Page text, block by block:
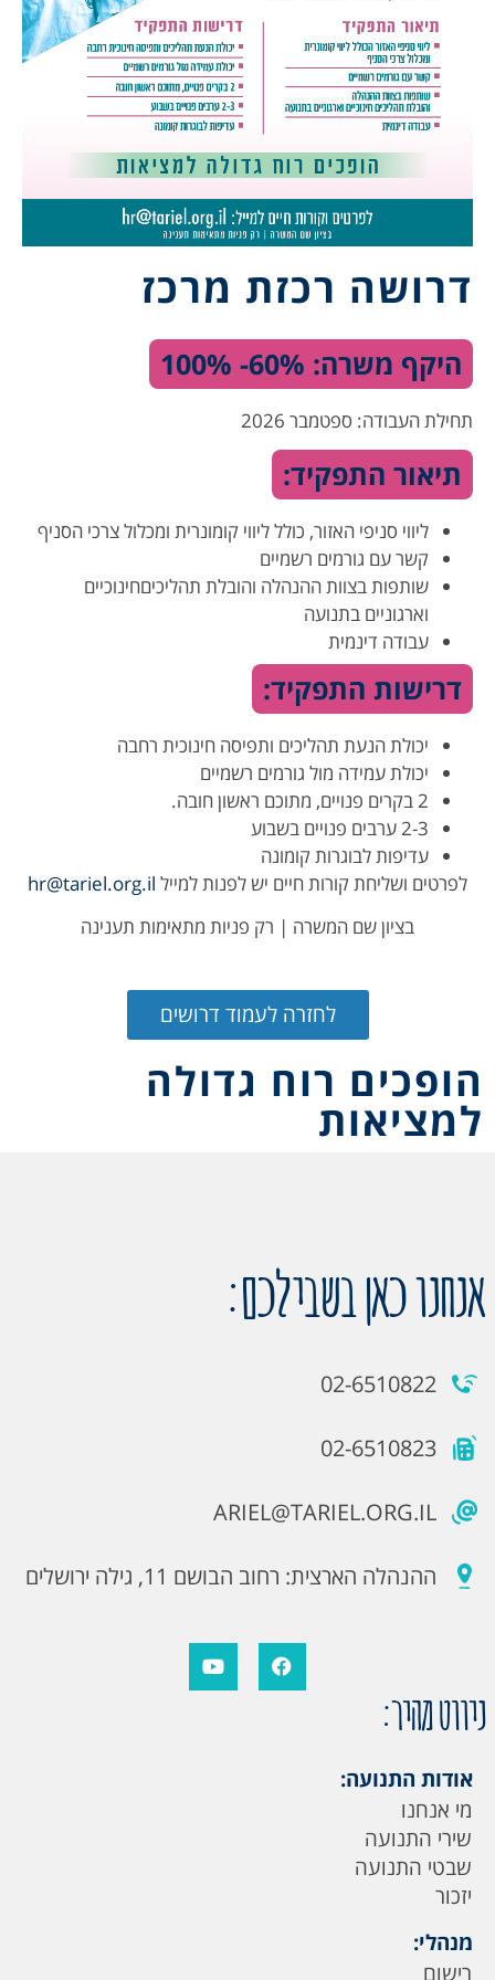
דרושה רכזת מרכז
היקף משרה: 60%- 100%
תחילת העבודה: ספטמבר 2026
תיאור התפקיד:
ליווי סניפי האזור, כולל ליווי קומונרית ומכלול צרכי הסניף
קשר עם גורמים רשמיים
שותפות בצוות ההנהלה והובלת תהליכיםחינוכיים
וארגוניים בתנועה
עבודה דינמית
דרישות התפקיד:
יכולת הנעת תהליכים ותפיסה חינוכית רחבה
יכולת עמידה מול גורמים רשמיים
2 בקרים פנויים, מתוכם ראשון חובה.
2-3 ערבים פנויים בשבוע
עדיפות לבוגרות קומונה
לפרטים ושליחת קורות חיים יש לפנות למייל hr@tariel.org.il
בציון שם המשרה | רק פניות מתאימות תענינה
לחזרה לעמוד דרושים
הופכים רוח גדולה
למציאות
אנחנו כאן בשבילכם:
02-6510822
02-6510823
ARIEL@TARIEL.ORG.IL
ההנהלה הארצית: רחוב הבושם 11, גילה ירושלים
ניווט מהיר:
אודות התנועה:
מי אנחנו
שירי התנועה
שבטי התנועה
יזכור
מנהלי:
רישום